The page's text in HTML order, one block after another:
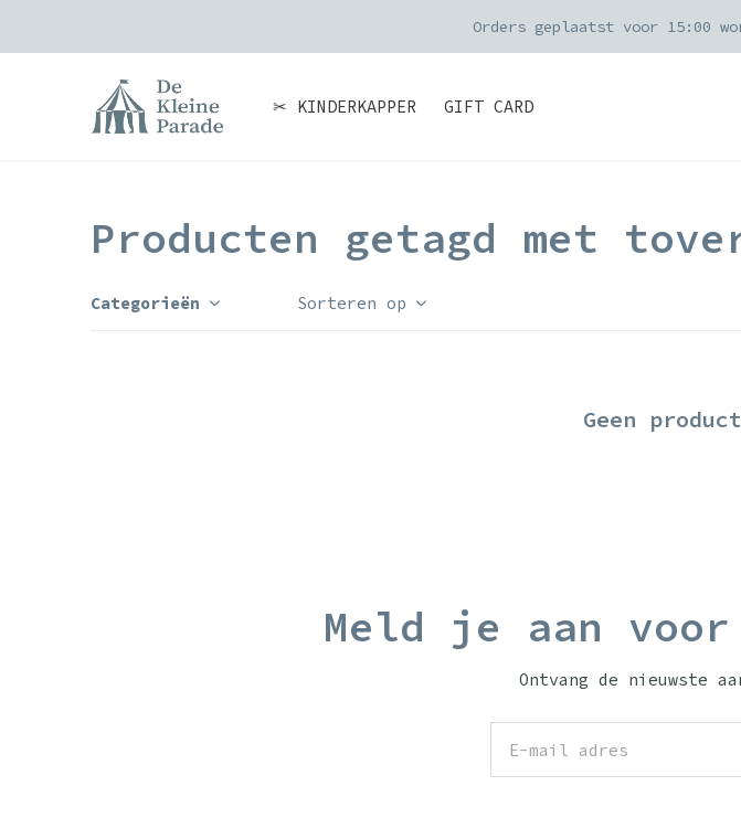
✂ KINDERKAPPER GIFT CARD
Orders geplaatst voor 15:00
Producten getagd met
Categorieën Sorteren op
Geen
Meld je aan
Ontvang de nieuwste